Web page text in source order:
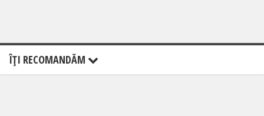
ÎŢI RECOMANDĂM